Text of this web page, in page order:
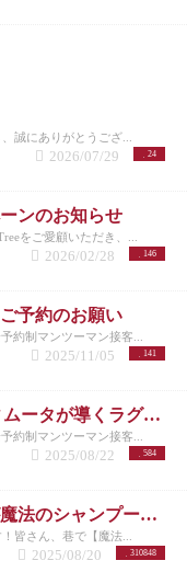
誠にありがとうござ...
24
2026/07/29
ンのお知らせ
をご愛顧いただき、...
146
2026/02/28
予約のお願い
約制マンツーマン接客...
141
2025/11/05
新登場！oggimuta オッジィムータが導くラグジュアリーな髪の未来
約制マンツーマン接客...
584
2025/08/22
オッジィオット(oggiotto)が魔法のシャンプーと呼ばれる理由！取扱店だからこそ分かる髪質改善力
皆さん、巷で【魔法...
310848
2025/08/20